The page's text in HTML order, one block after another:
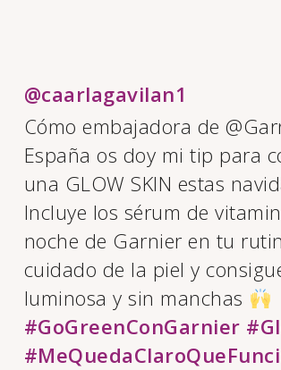
@caarlagavilan1
Cómo embajadora de
España os doy mi tip para
una GLOW SKIN estas
Incluye los sérum de
noche de Garnier en tu
cuidado de la piel y
luminosa y sin manchas
#GoGreenConGarnier